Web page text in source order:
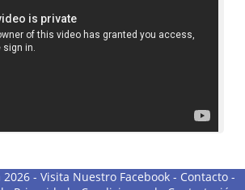
- Visita Nuestro Facebook- Contacto-